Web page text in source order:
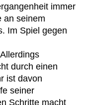
immer
an seinem
Im Spiel gegen
durch einen
ist davon
seiner
Schritte macht